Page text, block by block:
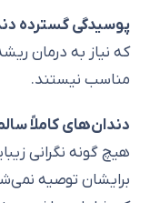
پوسیدگی گسترده
که نیاز به درمان
مناسب نیستند.
دندان‌های کاملاً
هیچ گونه نگرانی
برایشان توصیه